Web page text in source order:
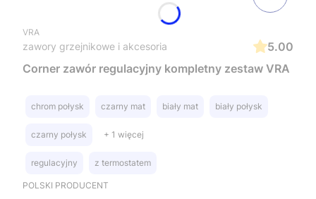
VRA
zawory grzejnikowe i akcesoria
5.00
Corner zawór regulacyjny kompletny zestaw VRA
chrom połysk czarny mat biały mat biały połysk
czarny połysk + 1 więcej
regulacyjny z termostatem
POLSKI PRODUCENT